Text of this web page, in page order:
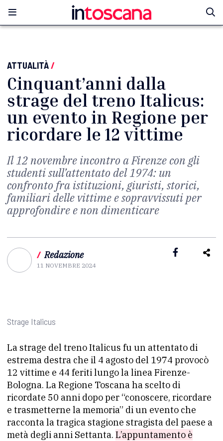
ATTUALITÀ/
Cinquant’anni dalla
strage del treno Italicus:
un evento in Regione per
ricordare le 12 vittime
Il 12 novembre incontro a Firenze con gli
studenti sull’attentato del 1974: un
confronto fra istituzioni, giuristi, storici,
familiari delle vittime e sopravvissuti per
approfondire e non dimenticare
/ Redazione
11 NOVEMBRE 2024
Strage Italicus
La strage del treno Italicus fu un attentato di
estrema destra che il 4 agosto del 1974 provocò
12 vittime e 44 feriti lungo la linea Firenze-
Bologna. La Regione Toscana ha scelto di
ricordate 50 anni dopo per “conoscere, ricordare
e trasmetterne la memoria” di un evento che
racconta la tragica stagione stragista del paese a
metà degli anni Settanta. L’appuntamento è